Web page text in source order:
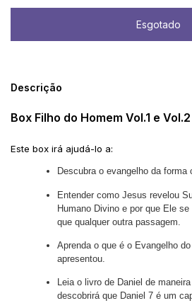
Descrição
Box Filho do Homem Vol.1 e Vol.2
Este box irá ajudá-lo a:
Descubra o evangelho da
Entender como Jesus revelou
Humano Divino e por que Ele
que qualquer outra passagem.
Aprenda o que é o Evangelho
apresentou.
Leia o livro de Daniel de
descobrirá que Daniel 7 é um